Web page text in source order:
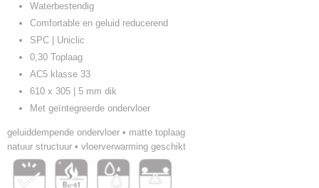
Ondervloer
Geintegreerd
Waterbestendig
Comfortable en geluid reducerend
SPC | Uniclic
0,30 Toplaag
AC5 klasse 33
610 x 305 | 5 mm dik
Met geïntegreerde ondervloer
geluiddempende ondervloer • matte toplaag
natuur structuur • vloerverwarming geschikt